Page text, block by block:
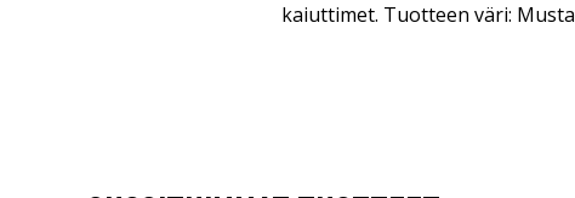
kaiuttimet. Tuotteen väri: Musta